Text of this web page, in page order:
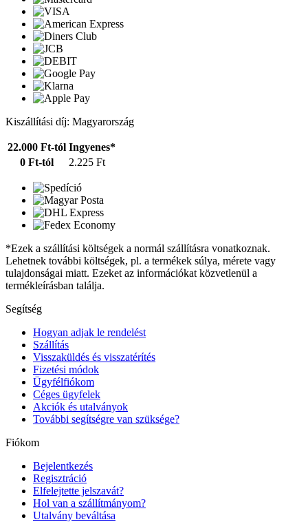
Kiszállítási díj: Magyarország
22.000 Ft-tól Ingyenes*
0 Ft-tól
2.225 Ft
*Ezek a szállítási költségek a normál szállításra vonatkoznak.
Lehetnek további költségek, pl. a termékek súlya, mérete vagy
tulajdonságai miatt. Ezeket az információkat közvetlenül a
termékleírásban találja.
Segítség
Hogyan adjak le rendelést
Szállítás
Visszaküldés és visszatérítés
Fizetési módok
Ügyfélfiókom
Céges ügyfelek
Akciók és utalványok
További segítségre van szüksége?
Fiókom
Bejelentkezés
Regisztráció
Elfelejtette jelszavát?
Hol van a szállítmányom?
Utalvány beváltása